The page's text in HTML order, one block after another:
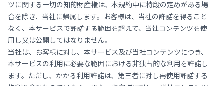
ツに関する一切の知的財産権は、本規約中に特段の定めがある場
合を除き、当社に帰属します。お客様は、当社の許諾を得ること
なく、本サービスで許諾する範囲を超えて、当社コンテンツを使
用し又は公開してはなりません。
当社は、お客様に対し、本サービス及び当社コンテンツにつき、
本サービスの利用に必要な範囲における非独占的な利用を許諾し
ます。ただし、かかる利用許諾は、第三者に対し再使用許諾する